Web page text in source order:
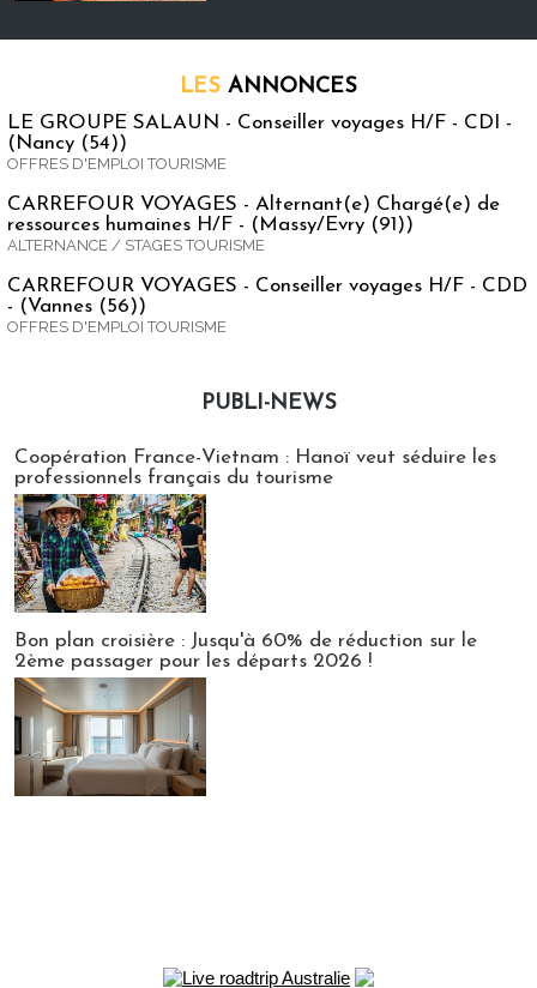
LES ANNONCES
LE GROUPE SALAUN - Conseiller voyages H/F - CDI -
(Nancy (54))
OFFRES D'EMPLOI TOURISME
CARREFOUR VOYAGES - Alternant(e) Chargé(e) de
ressources humaines H/F - (Massy/Evry (91))
ALTERNANCE / STAGES TOURISME
CARREFOUR VOYAGES - Conseiller voyages H/F - CDD
- (Vannes (56))
OFFRES D'EMPLOI TOURISME
PUBLI-NEWS
Coopération France-Vietnam : Hanoï veut séduire les
professionnels français du tourisme
Bon plan croisière : Jusqu'à 60% de réduction sur le
2ème passager pour les départs 2026 !